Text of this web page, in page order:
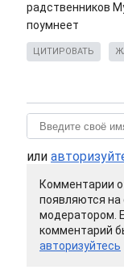
радственников
поумнеет
ЦИТИРОВАТЬ
или
Комментарии
появляются на
модератором.
комментарий
авторизуйтесь